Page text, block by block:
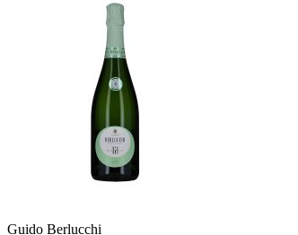
Guido Berlucchi